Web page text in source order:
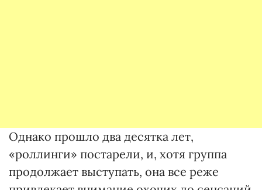
Однако прошло два десятка лет,
«роллинги» постарели, и, хотя группа
продолжает выступать, она все реже